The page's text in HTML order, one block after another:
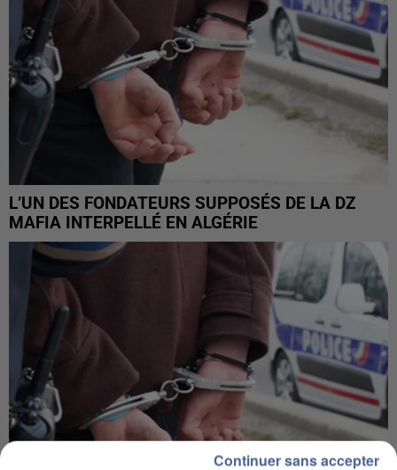
L’UN DES FONDATEURS SUPPOSÉS DE LA DZ
MAFIA INTERPELLÉ EN ALGÉRIE
Continuer sans accepter